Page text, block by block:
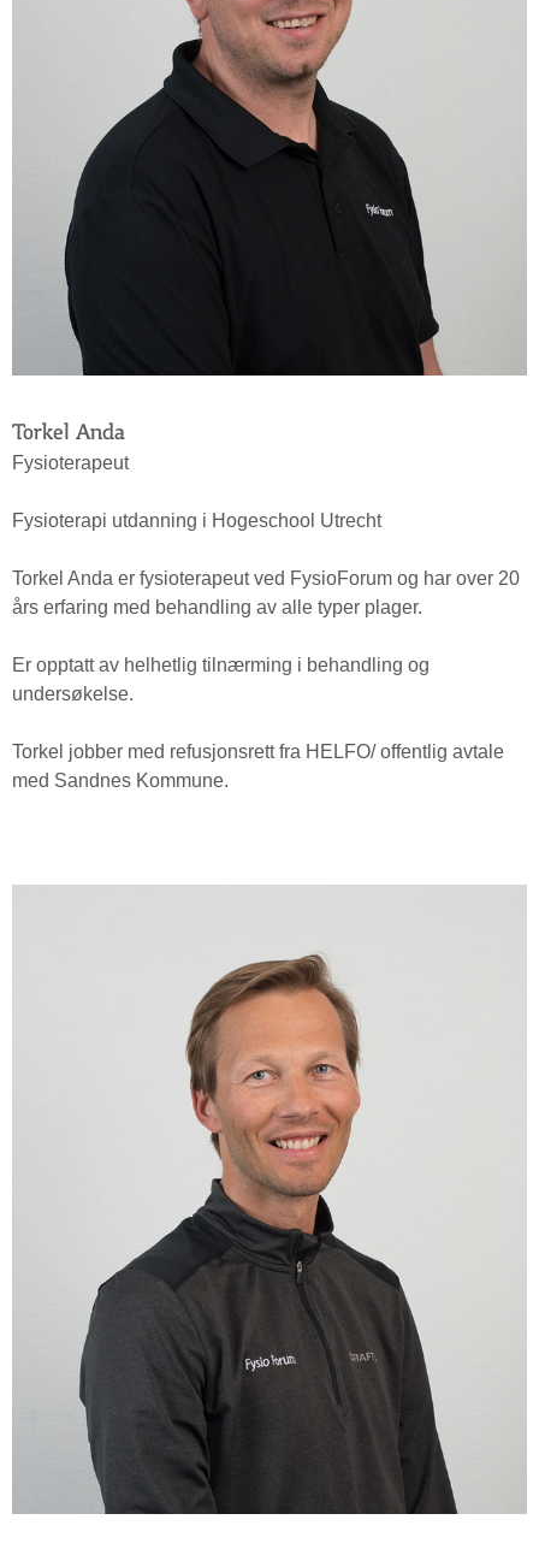
Torkel Anda
Fysioterapeut
Fysioterapi utdanning i Hogeschool Utrecht
Torkel Anda er fysioterapeut ved FysioForum og har over 20
års erfaring med behandling av alle typer plager.
Er opptatt av helhetlig tilnærming i behandling og
undersøkelse.
Torkel jobber med refusjonsrett fra HELFO/ offentlig avtale
med Sandnes Kommune.